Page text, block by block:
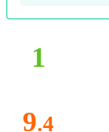
1
9.4